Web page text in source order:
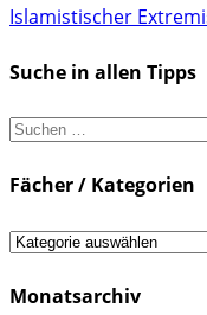
Islamistischer
Suche in allen Tipps
Suchen
Fächer / Kategorien
Fächer
Kategorien
Monatsarchiv